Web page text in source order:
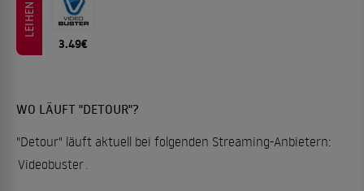
LEIHEN
3.49€
WO LÄUFT "DETOUR"?
"Detour" läuft aktuell bei folgenden Streaming-Anbietern:
Videobuster.